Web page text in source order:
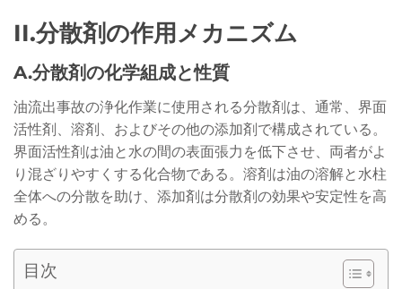
II.分散剤の作用メカニズム
A.分散剤の化学組成と性質
油流出事故の浄化作業に使用される分散剤は、通常、界面
活性剤、溶剤、およびその他の添加剤で構成されている。
界面活性剤は油と水の間の表面張力を低下させ、両者がよ
り混ざりやすくする化合物である。溶剤は油の溶解と水柱
全体への分散を助け、添加剤は分散剤の効果や安定性を高
める。
目次